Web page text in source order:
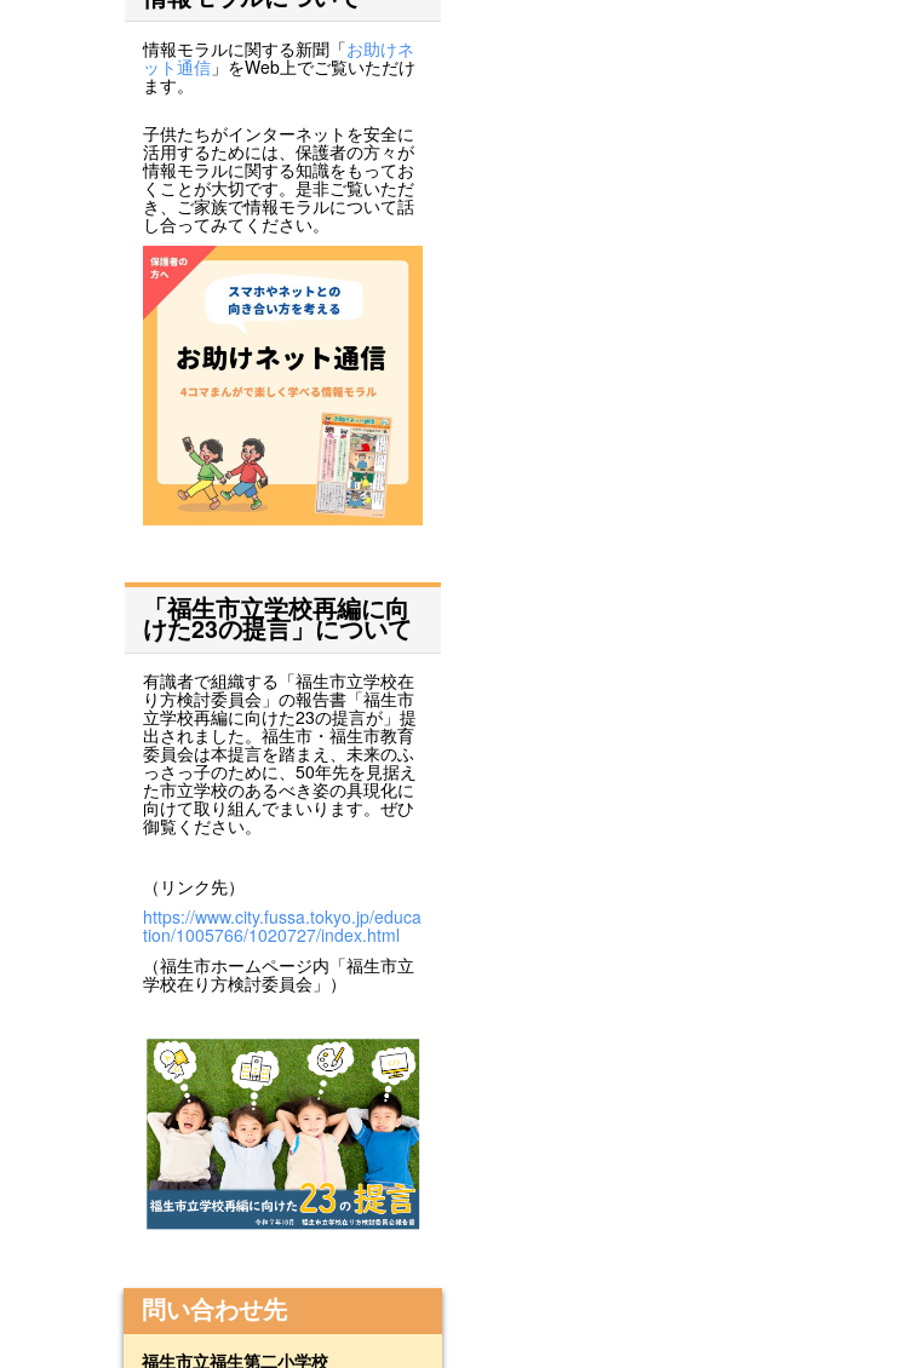
情報モラルに関する新聞「お助けネ
ット通信 」をWeb上でご覧いただけ
ます。
子供たちがインターネットを安全に
活用するためには、保護者の方々が
情報モラルに関する知識をもってお
くことが大切です。是非ご覧いただ
き、ご家族で情報モラルについて話
し合ってみてください。
「福生市立学校再編に向
けた23の提言」について
有識者で組織する「福生市立学校在
り方検討委員会」の報告書「福生市
立学校再編に向けた23の提言が」提
出されました。福生市・福生市教育
委員会は本提言を踏まえ、未来のふ
っさっ子のために、50年先を見据え
た市立学校のあるべき姿の具現化に
向けて取り組んでまいります。ぜひ
御覧ください。
（リンク先）
https://www.city.fussa.tokyo.jp/educa
tion/1005766/1020727/index.html
（福生市ホームページ内「福生市立
学校在り方検討委員会」）
問い合わせ先
福生市立福生第二小学校